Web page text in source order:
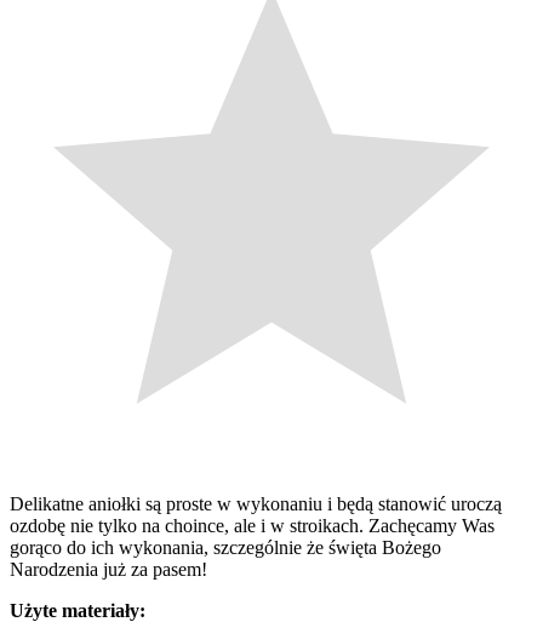
Delikatne aniołki są proste w wykonaniu i będą stanowić uroczą
ozdobę nie tylko na choince, ale i w stroikach. Zachęcamy Was
gorąco do ich wykonania, szczególnie że święta Bożego
Narodzenia już za pasem!
Użyte materiały: